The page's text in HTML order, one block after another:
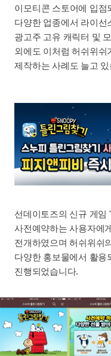
이모티콘 스토어에 입점
다양한 업종에서 라이선
광고주 고유 캐릭터 및
외에도 이처럼 허쉬위쉬
제작하는 사례도 늘고 있
선데이토즈의 신규 게임
사전예약하는 사용자에
전개하였으며 허쉬위쉬
다양한 홍보물에서 활용
진행되었습니다.